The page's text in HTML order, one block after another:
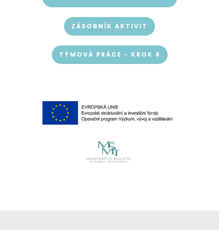
ZÁSOBNÍK AKTIVIT
TÝMOVÁ PRÁCE - KROK 8